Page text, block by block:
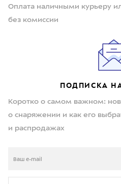
Оплата наличными курьеру
без комиссии
ПОДПИСКА
Коротко о самом важном:
о снаряжении и как его
и распродажах